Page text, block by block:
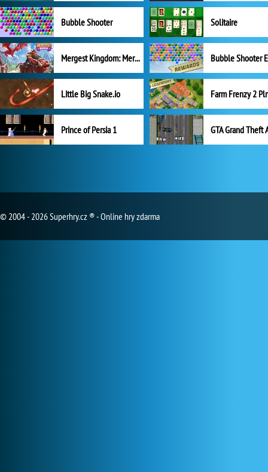
Bubble Shooter Solitaire
Mergest Kingdom: Merge Puzzle
Little Big Snake.io
Prince of Persia 1 GTA Grand Theft
© 2004 - 2026 Superhry.cz ® - Online hry zdarma